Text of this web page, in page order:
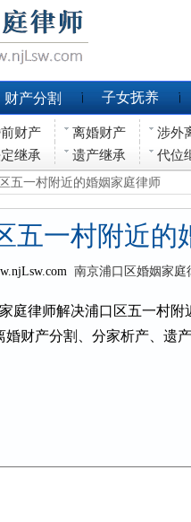
财产分割 子女抚养
财产 离婚财产
涉外
继承 遗产继承 代位
五一村附近的婚姻家庭律师
五一村附近的
南京浦口区婚姻家庭
庭律师解决浦口区五一村
财产分割、分家析产、遗